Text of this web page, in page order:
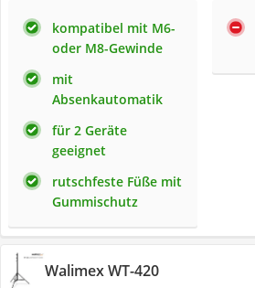
kompatibel mit M6-
oder M8-Gewinde
mit
Absenkautomatik
für 2 Geräte
geeignet
rutschfeste Füße mit
Gummischutz
Walimex WT-420